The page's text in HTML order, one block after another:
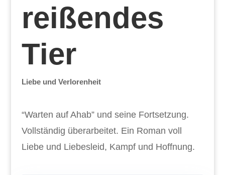
reißendes
Tier
Liebe und Verlorenheit
“Warten auf Ahab” und seine Fortsetzung.
Vollständig überarbeitet. Ein Roman voll
Liebe und Liebesleid, Kampf und Hoffnung.